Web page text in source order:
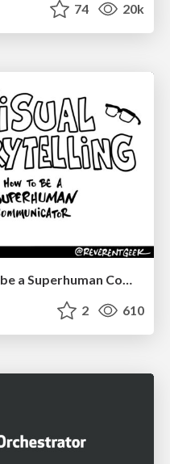
74 20k
Visual Storytelling: How to be a Superhuman Communicator
2 610